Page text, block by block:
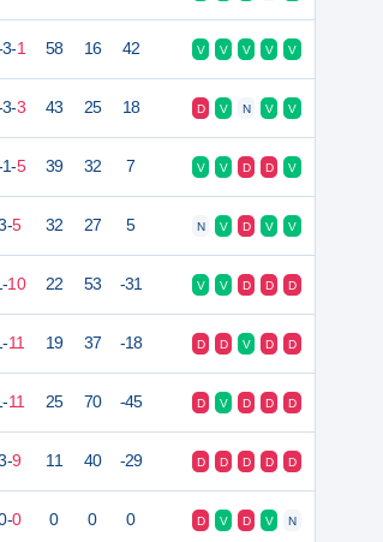
3-1 58 16 42 V V V V V
3-3 43 25 18 D V N V V
1-5 39 32 7 V V D D V
-5 32 27 5 N V D V V
-10 22 53 -31 V V D D D
-11 19 37 -18 D D V D D
-11 25 70 -45 D V D D D
-9 11 40 -29 D D D D D
-0 0 0 0 D V D V N